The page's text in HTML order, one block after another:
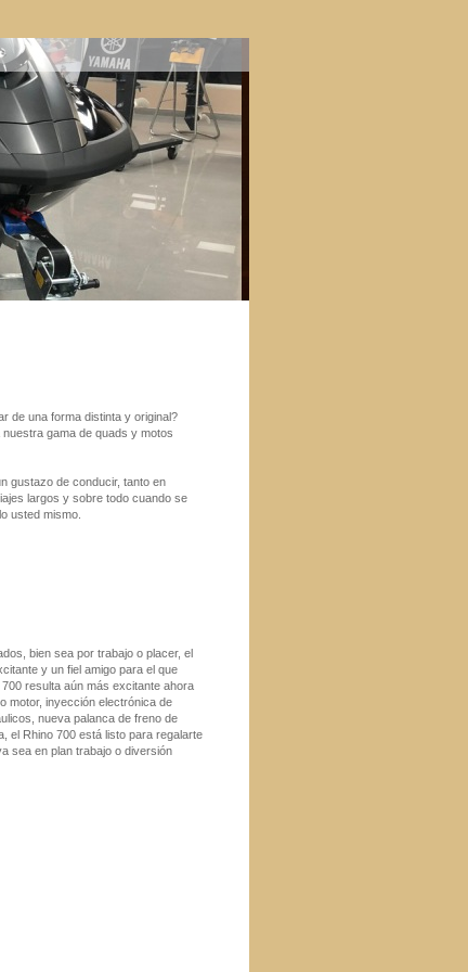
de una forma distinta y original?
gama de quads y motos
gustazo de conducir, tanto en
largos y sobre todo cuando se
usted mismo.
bien sea por trabajo o placer, el
y un fiel amigo para el que
resulta aún más excitante ahora
motor, inyección electrónica de
nueva palanca de freno de
el Rhino 700 está listo para regalarte
sea en plan trabajo o diversión